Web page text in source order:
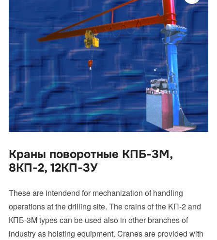
Краны поворотные КПБ-3М,
8КП-2, 12КП-3У
These are intendend for mechanization of handling
operations at the drilling site. The crains of the KП-2 and
КПБ-3M types can be used also in other branches of
industry as hoisting equipment. Cranes are provided with